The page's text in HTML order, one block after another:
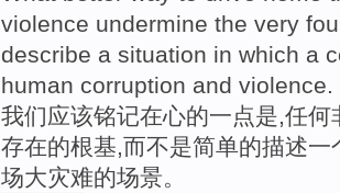
violence undermine the very
describe a situation in which a
human corruption and violence.
我们应该铭记在心的一点是,任
存在的根基,而不是简单的描述
场大灾难的场景。